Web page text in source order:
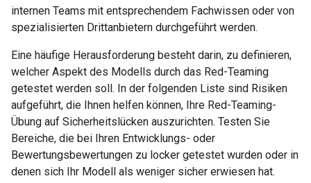
internen Teams mit entsprechendem Fachwissen oder von
spezialisierten Drittanbietern durchgeführt werden.
Eine häufige Herausforderung besteht darin, zu definieren,
welcher Aspekt des Modells durch das Red-Teaming
getestet werden soll. In der folgenden Liste sind Risiken
aufgeführt, die Ihnen helfen können, Ihre Red-Teaming-
Übung auf Sicherheitslücken auszurichten. Testen Sie
Bereiche, die bei Ihren Entwicklungs- oder
Bewertungsbewertungen zu locker getestet wurden oder in
denen sich Ihr Modell als weniger sicher erwiesen hat.